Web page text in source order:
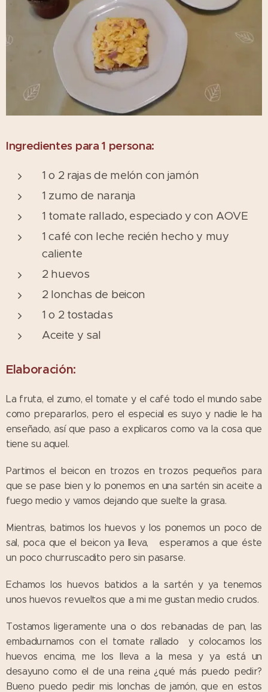
Ingredientes para 1 persona:
1 o 2 rajas de melón con jamón
1 zumo de naranja
1 tomate rallado, especiado y con AOVE
1 café con leche recién hecho y muy
caliente
2 huevos
2 lonchas de beicon
1 o 2 tostadas
Aceite y sal
Elaboración:
La fruta, el zumo, el tomate y el café todo el mundo sabe
como prepararlos, pero el especial es suyo y nadie le ha
enseñado, así que paso a explicaros como va la cosa que
tiene su aquel.
Partimos el beicon en trozos en trozos pequeños para
que se pase bien y lo ponemos en una sartén sin aceite a
fuego medio y vamos dejando que suelte la grasa.
Mientras, batimos los huevos y los ponemos un poco de
sal, poca que el beicon ya lleva, esperamos a que éste
un poco churruscadito pero sin pasarse.
Echamos los huevos batidos a la sartén y ya tenemos
unos huevos revueltos que a mi me gustan medio crudos.
Tostamos ligeramente una o dos rebanadas de pan, las
embadurnamos con el tomate rallado y colocamos los
huevos encima, me los lleva a la mesa y ya está un
desayuno como el de una reina ¿qué más puedo pedir?
Bueno puedo pedir mis lonchas de jamón, que en estos